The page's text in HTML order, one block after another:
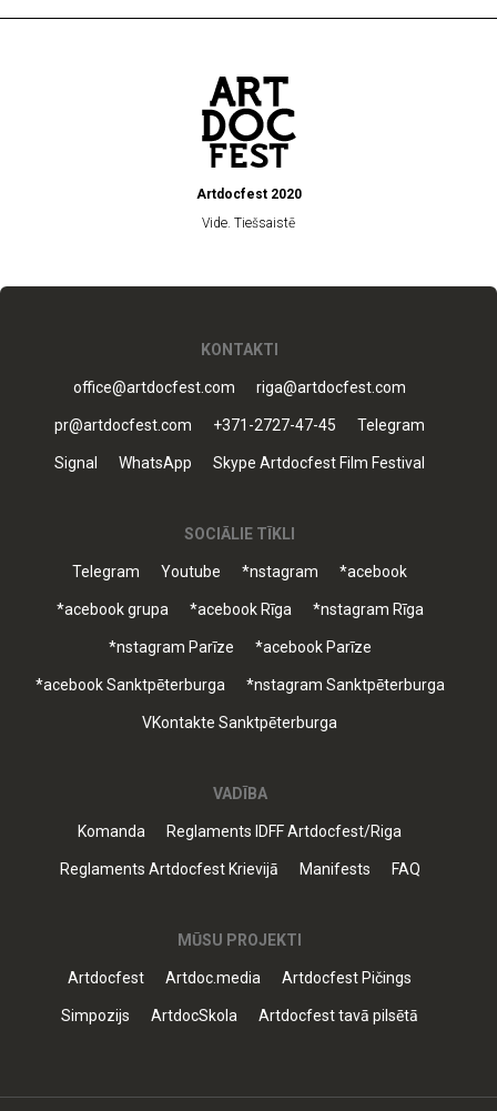
Artdocfest 2020
Vide. Tiešsaistē
KONTAKTI
office@artdocfest.com riga@artdocfest.com
pr@artdocfest.com +371-2727-47-45 Telegram
Signal WhatsApp Skype Artdocfest Film Festival
SOCIĀLIE TĪKLI
Telegram Youtube *nstagram *acebook
*acebook grupa *acebook Rīga *nstagram Rīga
*nstagram Parīze *acebook Parīze
*acebook Sanktpēterburga *nstagram Sanktpēterburga
VKontakte Sanktpēterburga
VADĪBA
Komanda Reglaments IDFF Artdocfest/Riga
Reglaments Artdocfest Krievijā Manifests FAQ
MŪSU PROJEKTI
Artdocfest Artdoc.media Artdocfest Pičings
Simpozijs ArtdocSkola Artdocfest tavā pilsētā